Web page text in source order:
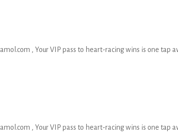
, Your VIP pass to heart-racing wins is one tap
, Your VIP pass to heart-racing wins is one tap